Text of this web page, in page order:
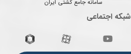
سامانه جامع کشتی ایران
شبکه اجتماعی